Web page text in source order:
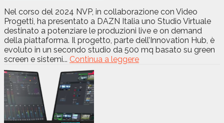
Nel corso del 2024 NVP, in collaborazione con Video
Progetti, ha presentato a DAZN Italia uno Studio Virtuale
destinato a potenziare le produzioni live e on demand
della piattaforma. Il progetto, parte dell’Innovation Hub, è
evoluto in un secondo studio da 500 mq basato su green
screen e sistemi... Continua a leggere